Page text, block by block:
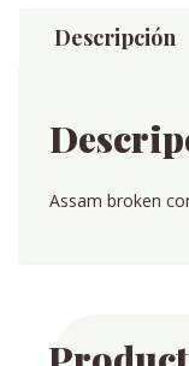
Descripción
Assam broken